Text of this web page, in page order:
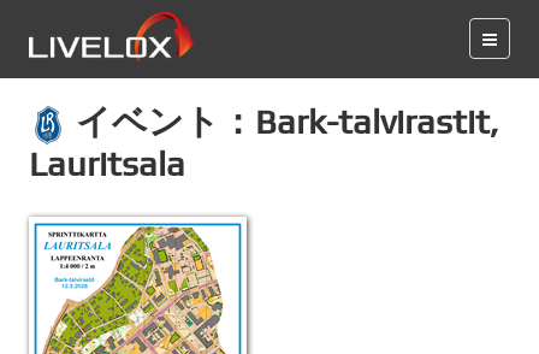
イベント：Bark-talvirastit,
Lauritsala